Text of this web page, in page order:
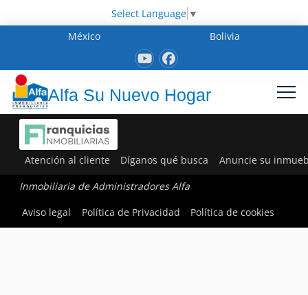
Select Language ▼
México
Bolivia
Alfa Su Nuevo Hogar
Atención al cliente Díganos qué busca Anuncie su
Inmobiliaria de Administradores Alfa
Aviso legal
Política de Privacidad Política de cookies